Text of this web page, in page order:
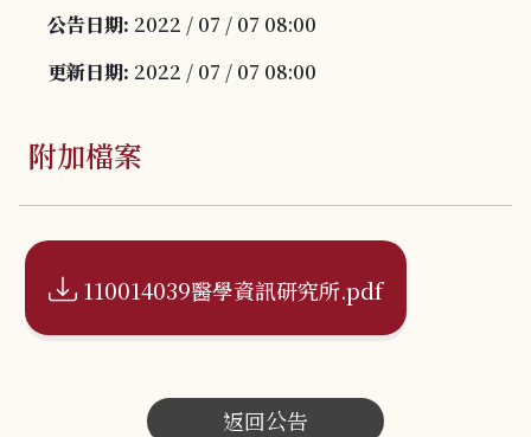
公告日期: 2022 / 07 / 07 08:00
更新日期: 2022 / 07 / 07 08:00
附加檔案
110014039醫學資訊研究所.pdf
返回公告